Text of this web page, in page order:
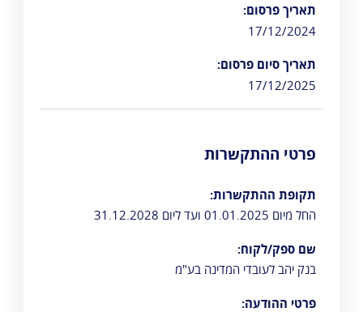
תאריך פרסום:
17/12/2024
תאריך סיום פרסום:
17/12/2025
פרטי ההתקשרות
תקופת ההתקשרות:
החל מיום 01.01.2025 ועד ליום 31.12.2028
שם ספק/לקוח:
בנק יהב לעובדי המדינה בע"מ
פרטי ההודעה: